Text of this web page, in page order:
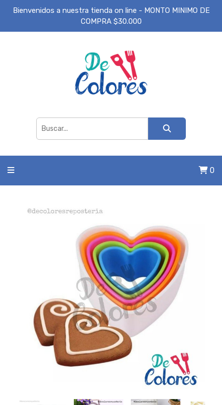
Bienvenidos a nuestra tienda on line - MONTO MINIMO DE
COMPRA $30.000
0